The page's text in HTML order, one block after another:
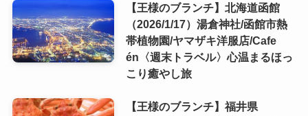
【王様のブランチ】北海道函館
（2026/1/17）湯倉神社/函館市熱
帯植物園/ヤマザキ洋服店/Cafe
én〈週末トラベル〉心温まるほっ
こり癒やし旅
【王様のブランチ】福井県